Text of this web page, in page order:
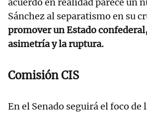
acuerdo en realidad parece un
Sánchez al separatismo en su
promover un Estado
asimetría y la ruptura.
Comisión CIS
En el Senado seguirá el foco de